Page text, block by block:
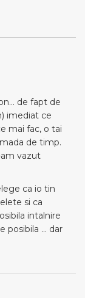
de fapt de
imediat ce
mai fac, o tai
de timp.
am vazut
ca io tin
si ca
intalnire
posibila … dar